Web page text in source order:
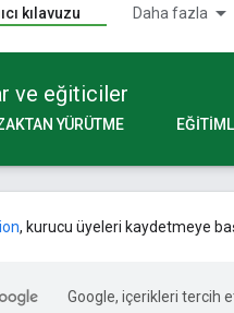
kılavuzu Daha fazla
ve eğiticiler
YÜRÜTME
, kurucu üyeleri kaydetmeye
Google, içerikleri tercih